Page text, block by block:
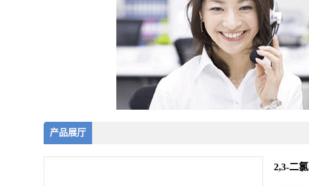
产品展厅
2,3-二